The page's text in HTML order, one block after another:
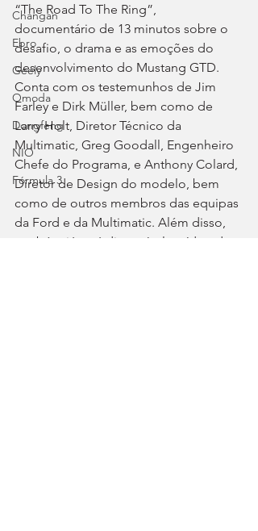
Changan
Ebro
Geely
Omoda
Dongfeng
NIO
Fórmula 3
“The Road To The Ring”,
documentário de 13 minutos sobre o
desafio, o drama e as emoções do
desenvolvimento do Mustang GTD.
Conta com os testemunhos de Jim
Farley e Dirk Müller, bem como de
Larry Holt, Diretor Técnico da
Multimatic, Greg Goodall, Engenheiro
Chefe do Programa, e Anthony Colard,
Diretor de Design do modelo, bem
como de outros membros das equipas
da Ford e da Multimatic. Além disso,
também já está disponível o vídeo de